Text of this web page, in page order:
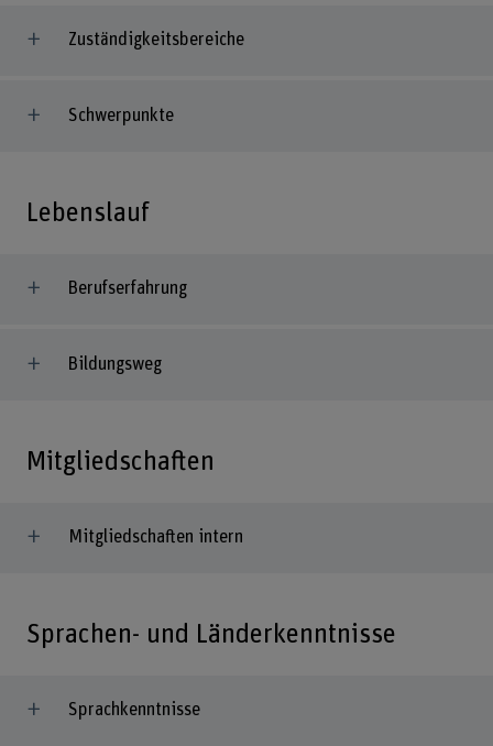
Zuständigkeitsbereiche
Schwerpunkte
Lebenslauf
Berufserfahrung
Bildungsweg
Mitgliedschaften
Mitgliedschaften intern
Sprachen- und Länderkenntnisse
Sprachkenntnisse